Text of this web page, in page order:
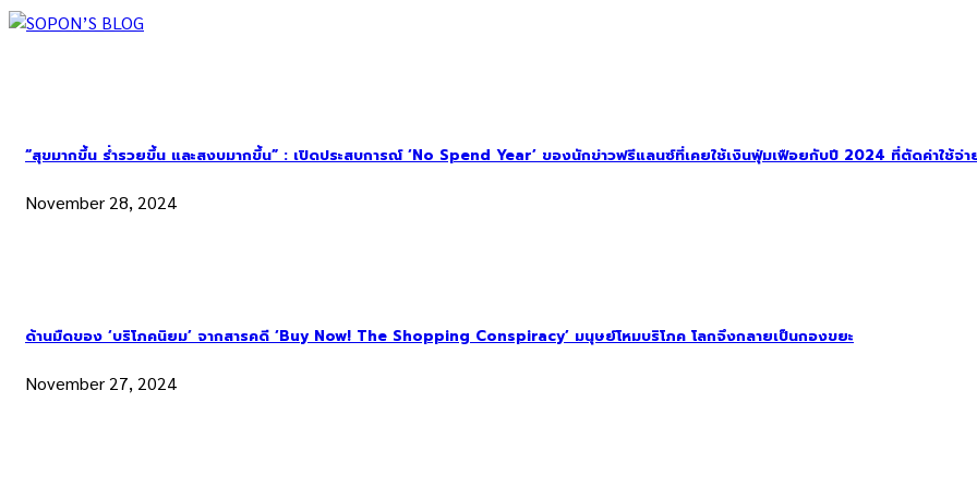
“สุขมากขึ้น ร่ำรวยขึ้น และสงบมากขึ้น” : เปิดประสบการณ์ ‘No Spend Year’ ของนักข่าวฟรีแลนซ์ที่เคยใช้เงินฟุ่มเฟือยกับปี 2024 ที่ตัดค่าใช้จ่า
November 28, 2024
ด้านมืดของ ‘บริโภคนิยม’ จากสารคดี ‘Buy Now! The Shopping Conspiracy’ มนุษย์โหมบริโภค โลกจึงกลายเป็นกองขยะ
November 27, 2024